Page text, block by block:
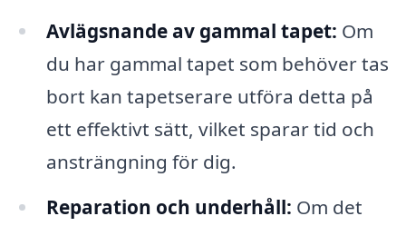
Avlägsnande av gammal tapet: Om
du har gammal tapet som behöver tas
bort kan tapetserare utföra detta på
ett effektivt sätt, vilket sparar tid och
ansträngning för dig.
Reparation och underhåll: Om det